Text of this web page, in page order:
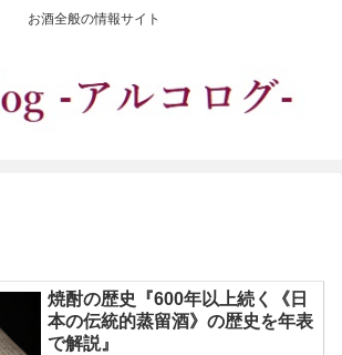
お酒全般の情報サイト
焼酎の歴史『600年以上続く《日
本の伝統的蒸留酒》の歴史を年表
で解説』